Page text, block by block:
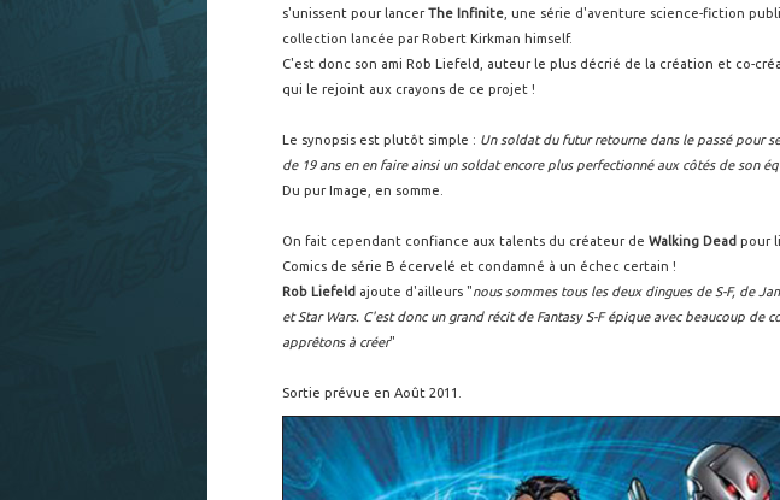
s'unissent pour lancerThe Infinite , une série d'aventure science-fiction
collection lancée par Robert Kirkman himself.
C'est donc son ami Rob Liefeld, auteur le plus décrié de la création et co-
qui le rejoint aux crayons de ce projet !
Le synopsis est plutôt simple : Un soldat du futur retourne dans le passé pour
de 19 ans en en faire ainsi un soldat encore plus perfectionné aux côtés de son
Du pur Image, en somme.
On fait cependant confiance aux talents du créateur de Walking Dead pour
Comics de série B écervelé et condamné à un échec certain !
Rob Liefeld ajoute d'ailleurs "nous sommes tous les deux dingues de S-F, de
et Star Wars. C'est donc un grand récit de Fantasy S-F épique avec beaucoup de
apprêtons à créer"
Sortie prévue en Août 2011.